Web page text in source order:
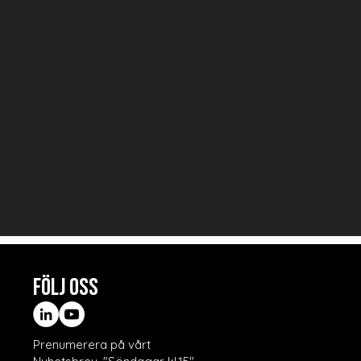
FÖLJ OSS
Prenumerera på vårt